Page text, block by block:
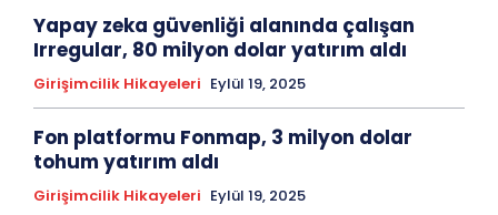
Yapay zeka güvenliği alanında çalışan
Irregular, 80 milyon dolar yatırım aldı
Girişimcilik Hikayeleri Eylül 19, 2025
Fon platformu Fonmap, 3 milyon dolar
tohum yatırım aldı
Girişimcilik Hikayeleri Eylül 19, 2025